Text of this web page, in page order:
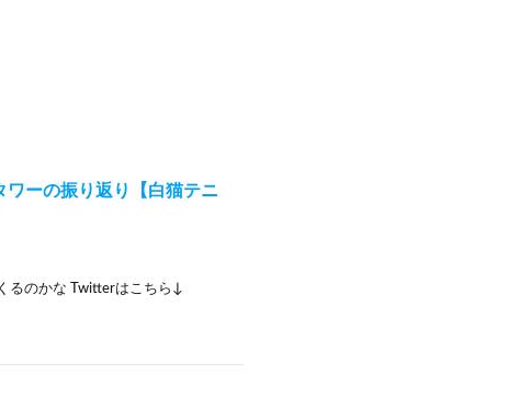
ーの振り返り【白猫テニ
るのかな Twitterはこちら↓